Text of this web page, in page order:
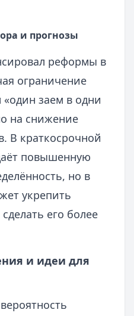
и прогнозы
реформы в
ограничение
заем в одни
на снижение
В краткосрочной
повышенную
но в
укрепить
его более
и идеи для